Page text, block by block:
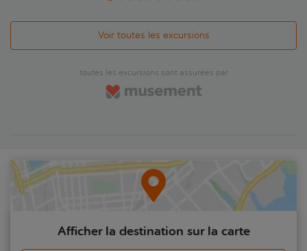
Voir toutes les excursions
toutes les excursions sont assurées par
Afficher la destination sur la carte